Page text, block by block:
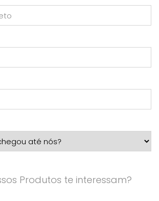
Produtos te interessam?